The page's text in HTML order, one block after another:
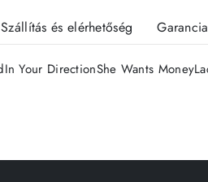
Szállítás és elérhetőség Garancia
Your DirectionShe Wants